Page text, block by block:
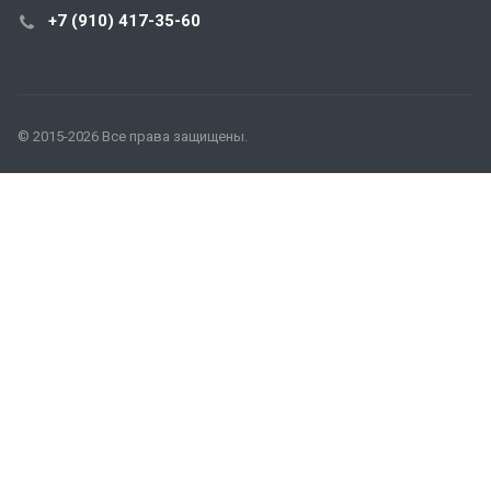
+7 (910) 417-35-60
© 2015-2026 Все права защищены.